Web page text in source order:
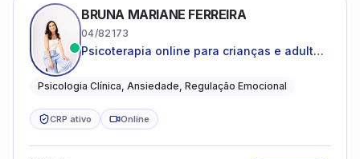
BRUNA MARIANE FERREIRA
04/82173
Psicoterapia online para crianças e adultos
reduzir a ansiedade e construir uma vida
Psicologia Clínica, Ansiedade, Regulação Emocional
CRP ativo Online